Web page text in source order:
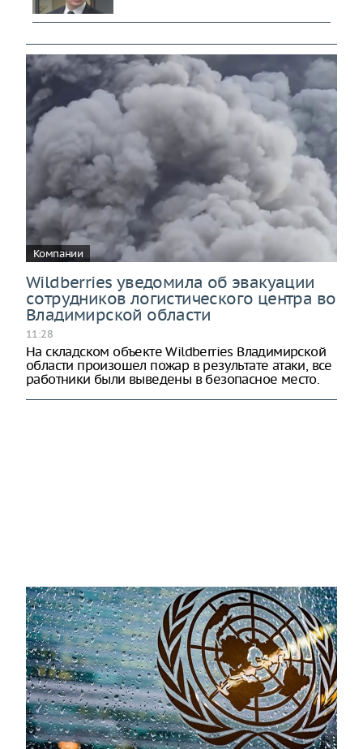
Компании
Wildberries уведомила об эвакуации
сотрудников логистического центра во
Владимирской области
11:28
На складском объекте Wildberries Владимирской
области произошел пожар в результате атаки, все
работники были выведены в безопасное место.